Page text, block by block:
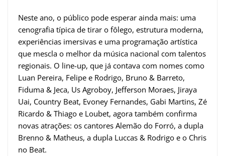
Neste ano, o público pode esperar ainda mais: uma
cenografia típica de tirar o fôlego, estrutura moderna,
experiências imersivas e uma programação artística
que mescla o melhor da música nacional com talentos
regionais. O line-up, que já contava com nomes como
Luan Pereira, Felipe e Rodrigo, Bruno & Barreto,
Fiduma & Jeca, Us Agroboy, Jefferson Moraes, Jiraya
Uai, Country Beat, Evoney Fernandes, Gabi Martins, Zé
Ricardo & Thiago e Loubet, agora também confirma
novas atrações: os cantores Alemão do Forró, a dupla
Brenno & Matheus, a dupla Luccas & Rodrigo e o Chris
no Beat.